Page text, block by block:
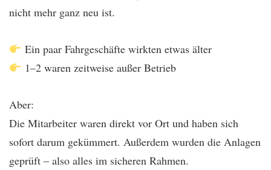
nicht mehr ganz neu ist.
Ein paar Fahrgeschäfte wirkten etwas älter
1–2 waren zeitweise außer Betrieb
Aber:
Die Mitarbeiter waren direkt vor Ort und haben sich
sofort darum gekümmert. Außerdem wurden die Anlagen
geprüft – also alles im sicheren Rahmen.